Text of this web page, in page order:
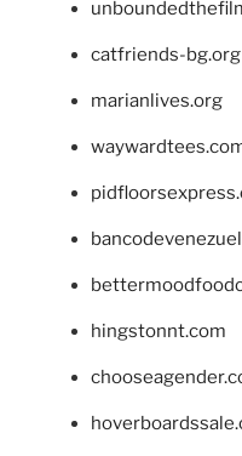
catfriends-bg.org
marianlives.org
hingstonnt.com